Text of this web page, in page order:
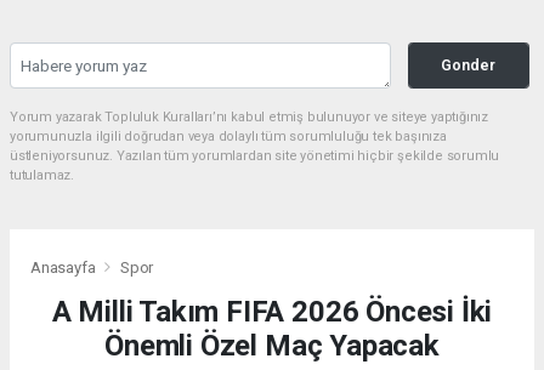
Gonder
Yorum yazarak Topluluk Kuralları’nı kabul etmiş bulunuyor ve siteye yaptığınız
yorumunuzla ilgili doğrudan veya dolaylı tüm sorumluluğu tek başınıza
üstleniyorsunuz. Yazılan tüm yorumlardan site yönetimi hiçbir şekilde sorumlu
tutulamaz.
Anasayfa Spor
A Milli Takım FIFA 2026 Öncesi İki
Önemli Özel Maç Yapacak